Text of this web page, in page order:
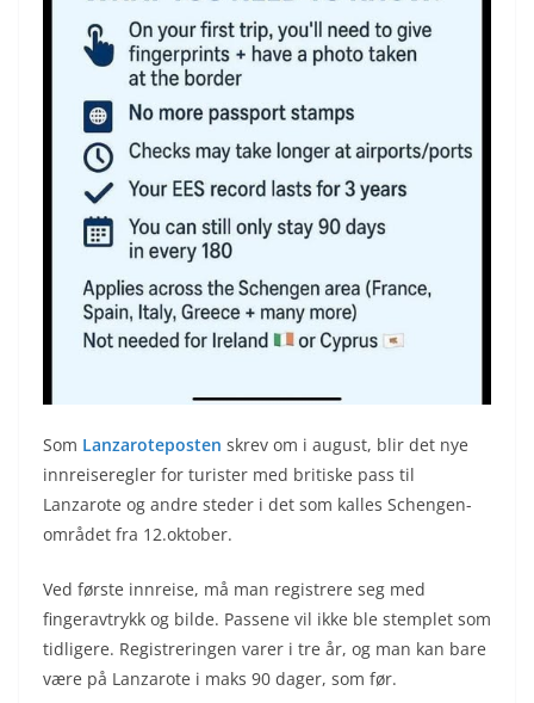
Som Lanzaroteposten skrev om i august, blir det nye
innreiseregler for turister med britiske pass til
Lanzarote og andre steder i det som kalles Schengen-
området fra 12.oktober.
Ved første innreise, må man registrere seg med
fingeravtrykk og bilde. Passene vil ikke ble stemplet som
tidligere. Registreringen varer i tre år, og man kan bare
være på Lanzarote i maks 90 dager, som før.